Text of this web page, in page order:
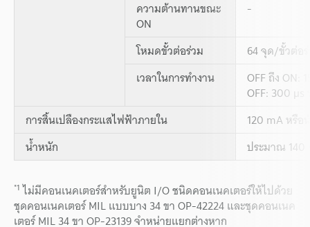
ความต้านทานขณะ
ON
-
โหมดขั้วต่อร่วม
64 จุด/ขั้วต่อ
เวลาในการทำงาน
OFF ถึง ON:
OFF: 300
การสิ้นเปลืองกระแสไฟฟ้าภายใน
120 mA หรือ
น้ำหนัก
ประมาณ 140
*1ไม่มีคอนเนคเตอร์สำหรับยูนิต I/O ชนิดคอนเนคเตอร์ให้ไปด้วย
ชุดคอนเนคเตอร์ MIL แบบบาง 34 ขา OP-42224 และชุดคอนเนค
เตอร์ MIL 34 ขา OP-23139 จำหน่ายแยกต่างหาก